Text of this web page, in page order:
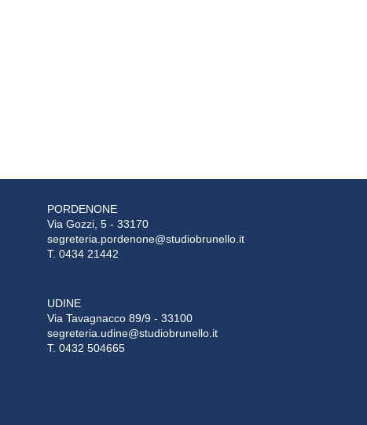
PORDENONE
Via Gozzi, 5 - 33170
segreteria.pordenone@studiobrunello.it
T. 0434 21442
UDINE
Via Tavagnacco 89/9 - 33100
segreteria.udine@studiobrunello.it
T. 0432 504665